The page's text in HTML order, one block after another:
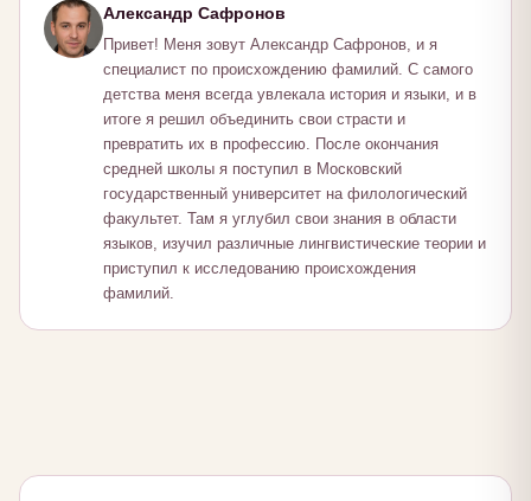
Александр Сафронов
Привет! Меня зовут Александр Сафронов, и я
специалист по происхождению фамилий. С самого
детства меня всегда увлекала история и языки, и в
итоге я решил объединить свои страсти и
превратить их в профессию. После окончания
средней школы я поступил в Московский
государственный университет на филологический
факультет. Там я углубил свои знания в области
языков, изучил различные лингвистические теории и
приступил к исследованию происхождения
фамилий.